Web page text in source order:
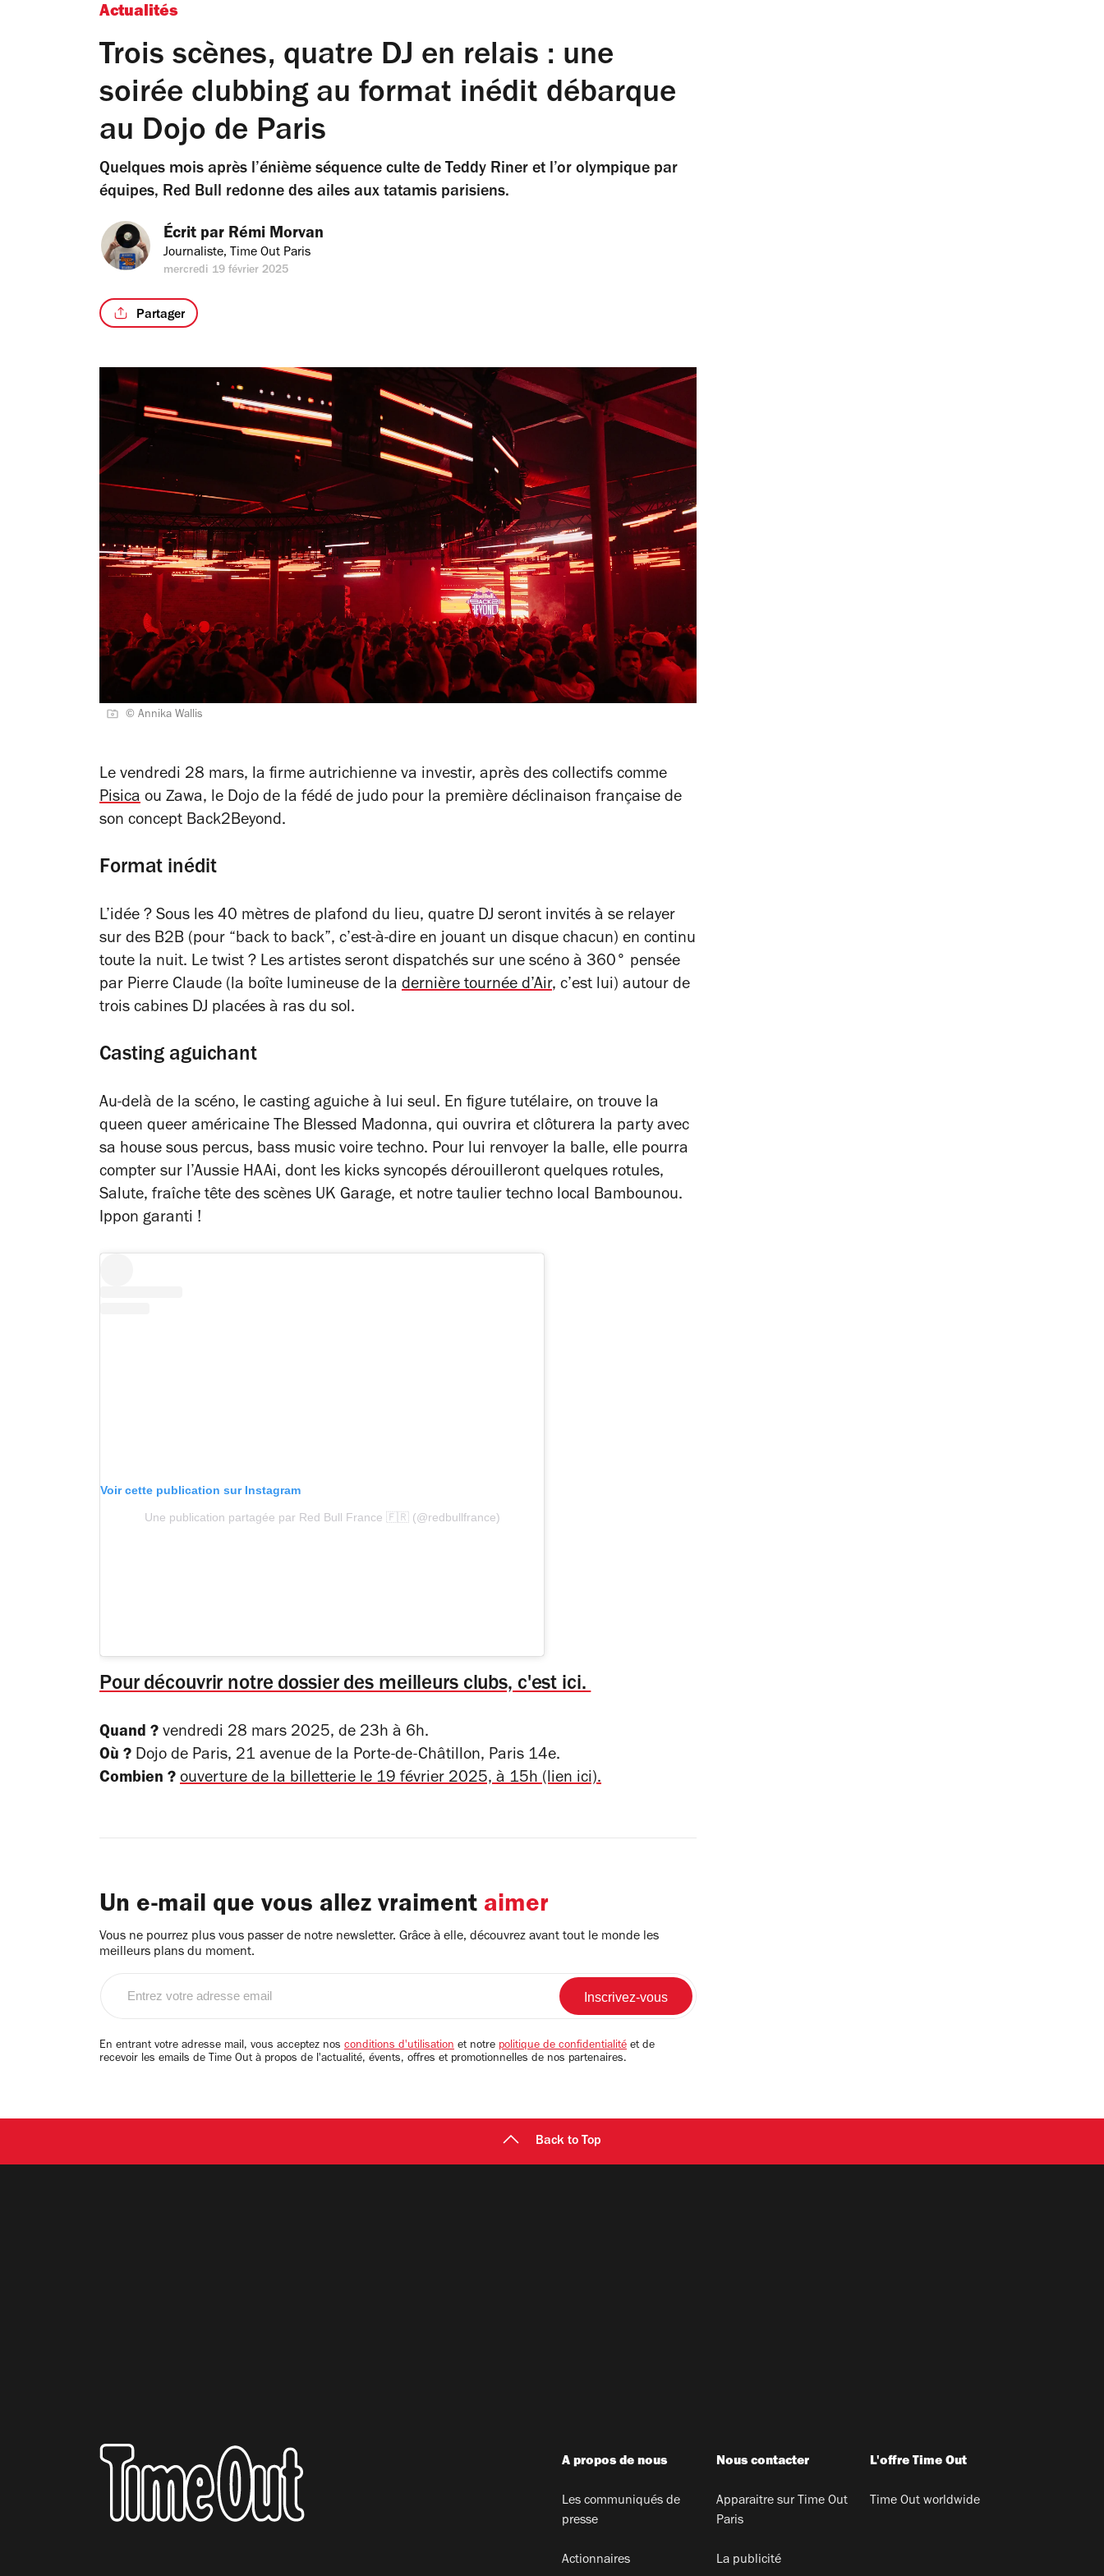
Actualités
Trois scènes, quatre DJ en relais : une
soirée clubbing au format inédit débarque
au Dojo de Paris
Quelques mois après l’énième séquence culte de Teddy Riner et l’or olympique par
équipes, Red Bull redonne des ailes aux tatamis parisiens.
Écrit par Rémi Morvan
Journaliste, Time Out Paris
mercredi 19 février 2025
Partager
© Annika Wallis
Le vendredi 28 mars, la firme autrichienne va investir, après des collectifs comme
Pisica ou Zawa, le Dojo de la fédé de judo pour la première déclinaison française de
son concept Back2Beyond.
Format inédit
L’idée ? Sous les 40 mètres de plafond du lieu, quatre DJ seront invités à se relayer
sur des B2B (pour “back to back”, c’est-à-dire en jouant un disque chacun) en continu
toute la nuit. Le twist ? Les artistes seront dispatchés sur une scéno à 360° pensée
par Pierre Claude (la boîte lumineuse de la dernière tournée d’Air, c’est lui) autour de
trois cabines DJ placées à ras du sol.
Casting aguichant
Au-delà de la scéno, le casting aguiche à lui seul. En figure tutélaire, on trouve la
queen queer américaine The Blessed Madonna, qui ouvrira et clôturera la party avec
sa house sous percus, bass music voire techno. Pour lui renvoyer la balle, elle pourra
compter sur l’Aussie HAAi, dont les kicks syncopés dérouilleront quelques rotules,
Salute, fraîche tête des scènes UK Garage, et notre taulier techno local Bambounou.
Ippon garanti !
Voir cette publication sur Instagram
Une publication partagée par Red Bull France 🇫🇷 (@redbullfrance)
Pour découvrir notre dossier des meilleurs clubs, c'est ici.
Quand ? vendredi 28 mars 2025, de 23h à 6h.
Où ? Dojo de Paris, 21 avenue de la Porte-de-Châtillon, Paris 14e.
Combien ? ouverture de la billetterie le 19 février 2025, à 15h (lien ici).
Un e-mail que vous allez vraiment aimer
Vous ne pourrez plus vous passer de notre newsletter. Grâce à elle, découvrez avant tout le monde les
meilleurs plans du moment.
email
En entrant votre adresse mail, vous acceptez nos conditions d'utilisation et notre politique de confidentialité et de
recevoir les emails de Time Out à propos de l'actualité, évents, offres et promotionnelles de nos partenaires.
Back to Top
A propos de nous
Les communiqués de
presse
Actionnaires
Nous contacter
Apparaitre sur Time Out
Paris
La publicité
L'offre Time Out
Time Out worldwide